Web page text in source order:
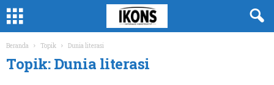
Beranda Topik Dunia literasi
Topik: Dunia literasi